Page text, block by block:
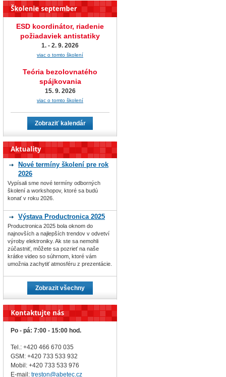
ESD koordinátor, riadenie
požiadaviek antistatiky
1. - 2. 9. 2026
viac o tomto školení
Teória bezolovnatého
spájkovania
15. 9. 2026
viac o tomto školení
Zobraziť kalendár
Nové termíny školení pre rok
2026
Vypísali sme nové termíny odborných
školení a workshopov, ktoré sa budú
konať v roku 2026.
Výstava Productronica 2025
Productronica 2025 bola oknom do
najnovších a najlepších trendov v odvetví
výroby elektroniky. Ak ste sa nemohli
zúčastniť, môžete sa pozrieť na naše
krátke video so súhrnom, ktoré vám
umožnia zachytiť atmosféru z prezentácie.
Zobrazit všechny
Po - pá: 7:00 - 15:00 hod.
Tel.: +420 466 670 035
GSM: +420 733 533 932
Mobil: +420 733 533 976
E-mail: treston@abetec.cz